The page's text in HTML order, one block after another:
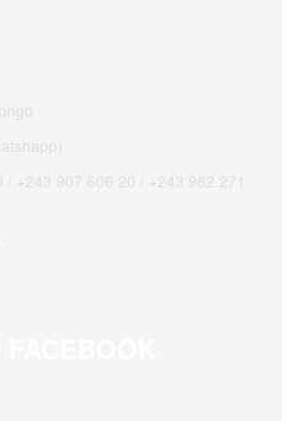
‎+243 907 606 20 / +243 982 271